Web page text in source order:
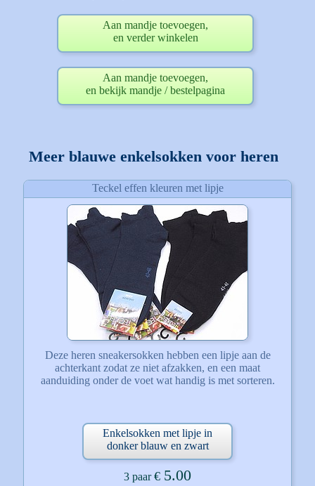
Aan mandje toevoegen,
en verder winkelen
Aan mandje toevoegen,
en bekijk mandje / bestelpagina
Meer blauwe enkelsokken voor heren
Teckel effen kleuren met lipje
Deze heren sneakersokken hebben een lipje aan de
achterkant zodat ze niet afzakken, en een maat
aanduiding onder de voet wat handig is met sorteren.
3 paar€ 5.00
Enkelsokken met lipje in
donker blauw en zwart